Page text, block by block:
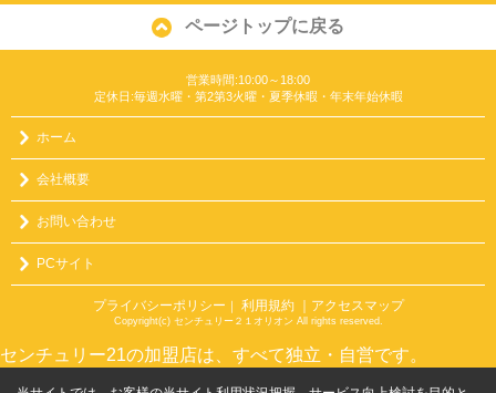
ページトップに戻る
営業時間:10:00～18:00
定休日:毎週水曜・第2第3火曜・夏季休暇・年末年始休暇
ホーム
会社概要
お問い合わせ
PCサイト
プライバシーポリシー 利用規約 ｜アクセスマップ
Copyright(c) センチュリー２１オリオン All rights reserved.
センチュリー21の加盟店は、すべて独立・自営です。